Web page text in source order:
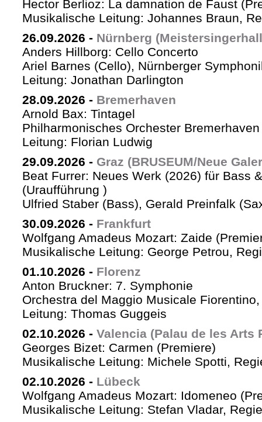
Hector Berlioz: La damnation de Faust
Musikalische Leitung: Johannes Braun,
26.09.2026 - Nürnberg
Anders Hillborg: Cello Concerto
Ariel Barnes (Cello), Nürnberger
Leitung: Jonathan Darlington
28.09.2026 - Bremerhaven
Arnold Bax: Tintagel
Philharmonisches Orchester
Leitung: Florian Ludwig
29.09.2026 - Graz (BRUSEUM/Neue
Beat Furrer: Neues Werk (2026) für Bass
(Uraufführung )
Ulfried Staber (Bass), Gerald Preinfalk
30.09.2026 - Frankfurt
Wolfgang Amadeus Mozart: Zaide
Musikalische Leitung: George Petrou,
01.10.2026 - Florenz
Anton Bruckner: 7. Symphonie
Orchestra del Maggio Musicale
Leitung: Thomas Guggeis
02.10.2026 - Valencia (Palau de les Arts
Georges Bizet: Carmen (Premiere)
Musikalische Leitung: Michele Spotti,
02.10.2026 - Lübeck
Wolfgang Amadeus Mozart: Idomeneo
Musikalische Leitung: Stefan Vladar,